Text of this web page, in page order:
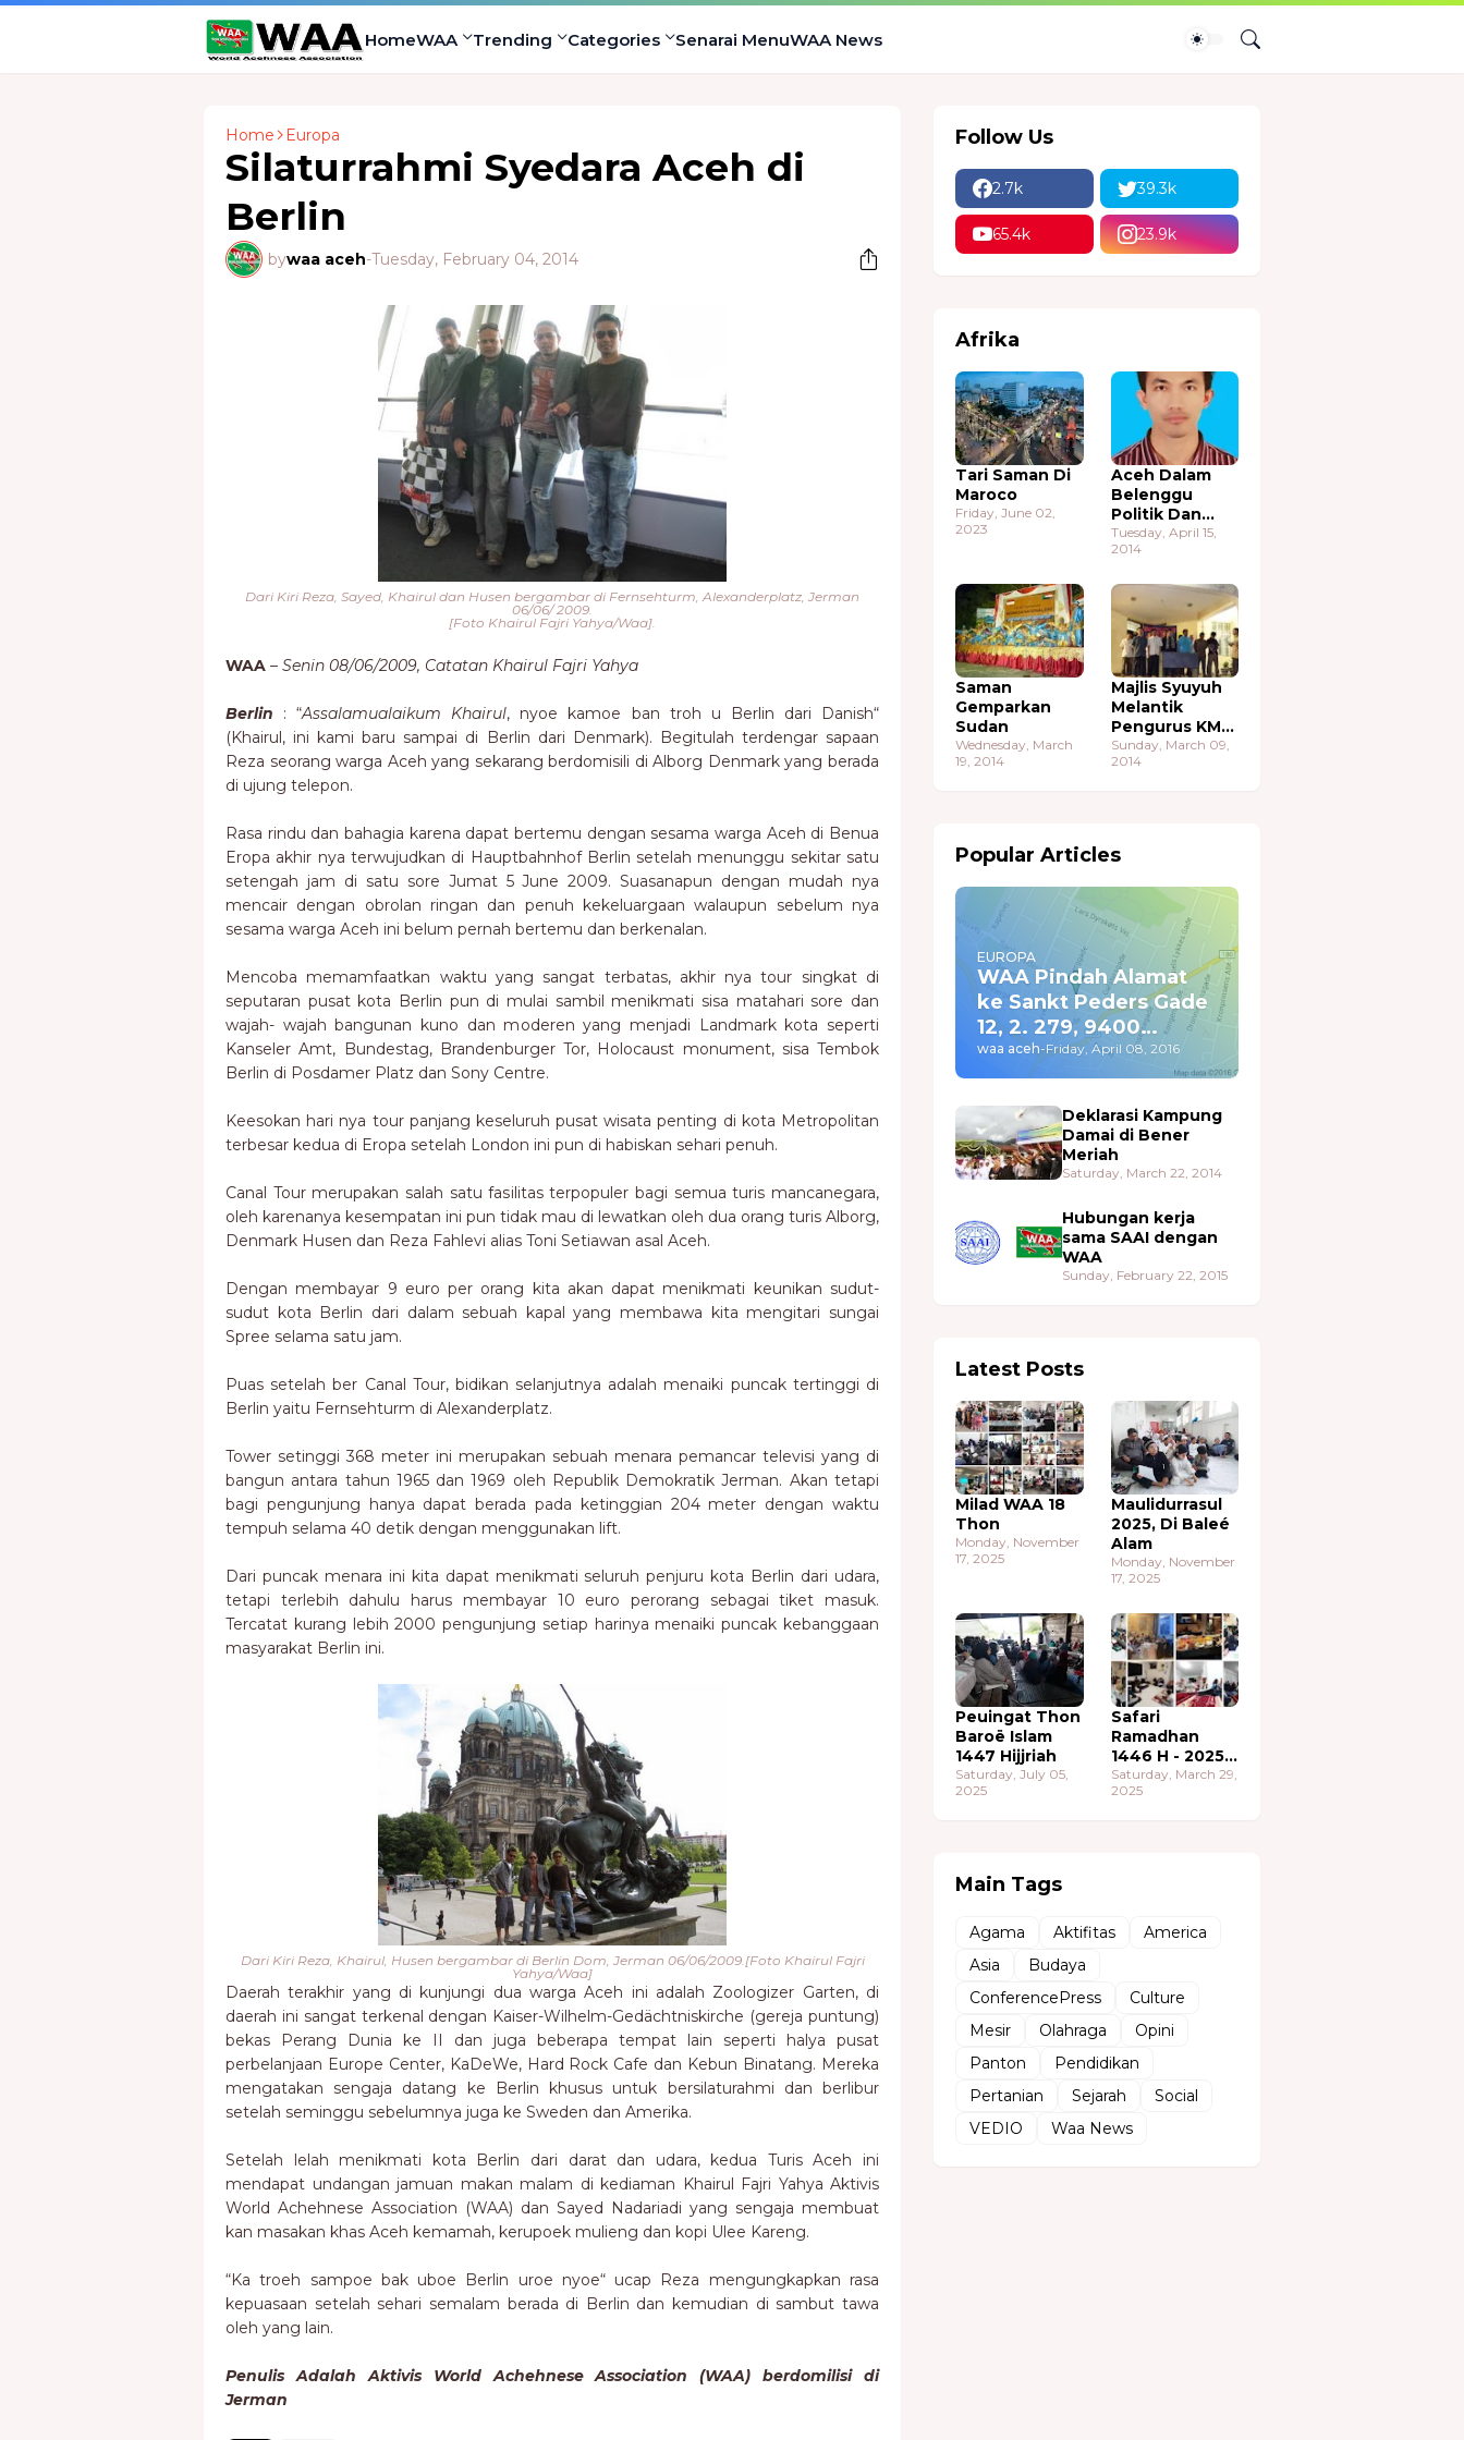
HomeWAA Trending Categories Senarai MenuWAA News
Home Europa
Silaturrahmi Syedara Aceh di
Berlin
bywaa aceh-Tuesday, February 04, 2014
Dari Kiri Reza, Sayed, Khairul dan Husen bergambar di Fernsehturm, Alexanderplatz, Jerman
06/06/ 2009.
[Foto Khairul Fajri Yahya/Waa].
WAA – Senin 08/06/2009, Catatan Khairul Fajri Yahya
Berlin : “Assalamualaikum Khairul, nyoe kamoe ban troh u Berlin dari Danish“
(Khairul, ini kami baru sampai di Berlin dari Denmark). Begitulah terdengar sapaan
Reza seorang warga Aceh yang sekarang berdomisili di Alborg Denmark yang berada
di ujung telepon.
Rasa rindu dan bahagia karena dapat bertemu dengan sesama warga Aceh di Benua
Eropa akhir nya terwujudkan di Hauptbahnhof Berlin setelah menunggu sekitar satu
setengah jam di satu sore Jumat 5 June 2009. Suasanapun dengan mudah nya
mencair dengan obrolan ringan dan penuh kekeluargaan walaupun sebelum nya
sesama warga Aceh ini belum pernah bertemu dan berkenalan.
Mencoba memamfaatkan waktu yang sangat terbatas, akhir nya tour singkat di
seputaran pusat kota Berlin pun di mulai sambil menikmati sisa matahari sore dan
wajah- wajah bangunan kuno dan moderen yang menjadi Landmark kota seperti
Kanseler Amt, Bundestag, Brandenburger Tor, Holocaust monument, sisa Tembok
Berlin di Posdamer Platz dan Sony Centre.
Keesokan hari nya tour panjang keseluruh pusat wisata penting di kota Metropolitan
terbesar kedua di Eropa setelah London ini pun di habiskan sehari penuh.
Canal Tour merupakan salah satu fasilitas terpopuler bagi semua turis mancanegara,
oleh karenanya kesempatan ini pun tidak mau di lewatkan oleh dua orang turis Alborg,
Denmark Husen dan Reza Fahlevi alias Toni Setiawan asal Aceh.
Dengan membayar 9 euro per orang kita akan dapat menikmati keunikan sudut-
sudut kota Berlin dari dalam sebuah kapal yang membawa kita mengitari sungai
Spree selama satu jam.
Puas setelah ber Canal Tour, bidikan selanjutnya adalah menaiki puncak tertinggi di
Berlin yaitu Fernsehturm di Alexanderplatz.
Tower setinggi 368 meter ini merupakan sebuah menara pemancar televisi yang di
bangun antara tahun 1965 dan 1969 oleh Republik Demokratik Jerman. Akan tetapi
bagi pengunjung hanya dapat berada pada ketinggian 204 meter dengan waktu
tempuh selama 40 detik dengan menggunakan lift.
Dari puncak menara ini kita dapat menikmati seluruh penjuru kota Berlin dari udara,
tetapi terlebih dahulu harus membayar 10 euro perorang sebagai tiket masuk.
Tercatat kurang lebih 2000 pengunjung setiap harinya menaiki puncak kebanggaan
masyarakat Berlin ini.
Dari Kiri Reza, Khairul, Husen bergambar di Berlin Dom, Jerman 06/06/2009.[Foto Khairul Fajri
Yahya/Waa]
Daerah terakhir yang di kunjungi dua warga Aceh ini adalah Zoologizer Garten, di
daerah ini sangat terkenal dengan Kaiser-Wilhelm-Gedächtniskirche (gereja puntung)
bekas Perang Dunia ke II dan juga beberapa tempat lain seperti halya pusat
perbelanjaan Europe Center, KaDeWe, Hard Rock Cafe dan Kebun Binatang. Mereka
mengatakan sengaja datang ke Berlin khusus untuk bersilaturahmi dan berlibur
setelah seminggu sebelumnya juga ke Sweden dan Amerika.
Setelah lelah menikmati kota Berlin dari darat dan udara, kedua Turis Aceh ini
mendapat undangan jamuan makan malam di kediaman Khairul Fajri Yahya Aktivis
World Achehnese Association (WAA) dan Sayed Nadariadi yang sengaja membuat
kan masakan khas Aceh kemamah, kerupoek mulieng dan kopi Ulee Kareng.
“Ka troeh sampoe bak uboe Berlin uroe nyoe“ ucap Reza mengungkapkan rasa
kepuasaan setelah sehari semalam berada di Berlin dan kemudian di sambut tawa
oleh yang lain.
Penulis Adalah Aktivis World Achehnese Association (WAA) berdomilisi di
Jerman
Follow Us
2.7k 39.3k
65.4k 23.9k
Afrika
Tari Saman Di
Maroco
Friday, June 02,
2023
Aceh Dalam
Belenggu
Politik Dan
Ekonomi
Tuesday, April 15,
2014
Saman
Gemparkan
Sudan
Wednesday, March
19, 2014
Majlis Syuyuh
Melantik
Pengurus KMA
Sudan
Sunday, March 09,
2014
Popular Articles
EUROPA
WAA Pindah Alamat
ke Sankt Peders Gade
12, 2. 279, 9400
Nørresundby
waa aceh-Friday, April 08, 2016
Deklarasi Kampung
Damai di Bener
Meriah
Saturday, March 22, 2014
Hubungan kerja
sama SAAI dengan
WAA
Sunday, February 22, 2015
Latest Posts
Milad WAA 18
Thon
Monday, November
17, 2025
Maulidurrasul
2025, Di Baleé
Alam
Monday, November
17, 2025
Peuingat Thon
Baroë Islam
1447 Hijjriah
Saturday, July 05,
2025
Safari
Ramadhan
1446 H - 2025
M
Saturday, March 29,
2025
Main Tags
Agama Aktifitas
America
Asia
Budaya
ConferencePress
Culture
Mesir
Olahraga
Opini
Panton
Pendidikan
Pertanian
Sejarah
Social
VEDIO
Waa News